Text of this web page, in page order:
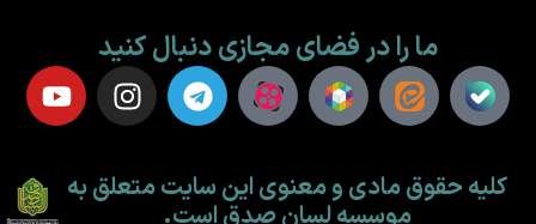
ما را در فضای مجازی دنبال کنید
کلیه حقوق مادی و معنوی این سایت متعلق به